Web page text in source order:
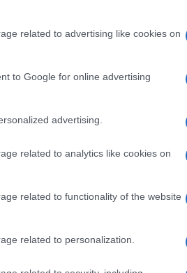
related to advertising like cookies on
to Google for online advertising
advertising.
related to analytics like cookies on
related to functionality of the website
related to personalization.
beccati
Nel mirino
il vuoto normativo. Le
evasori digitali: recuperati
– Bologna, 9 marzo…